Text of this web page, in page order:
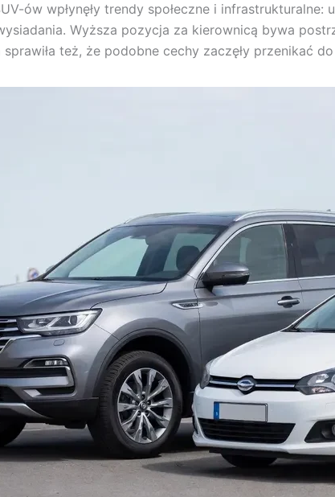
ów wpłynęły trendy społeczne i
Wyższa pozycja za kierownicą bywa
też, że podobne cechy zaczęły przenikać